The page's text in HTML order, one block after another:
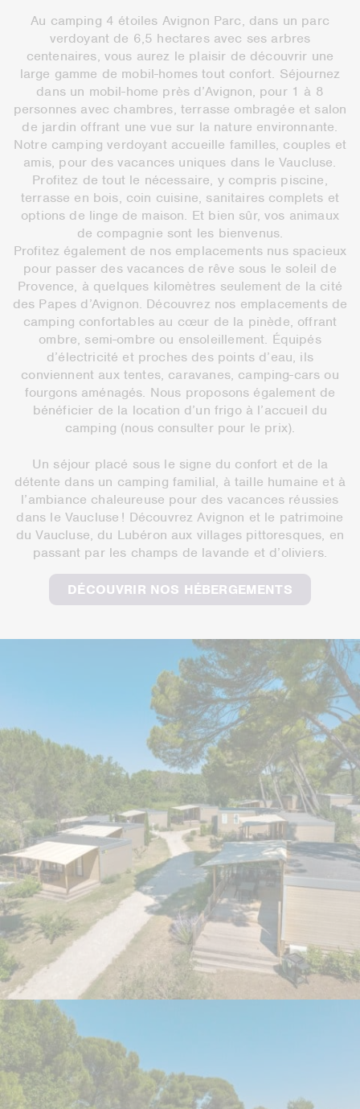
Au camping 4 étoiles Avignon Parc, dans un parc
verdoyant de 6,5 hectares avec ses arbres
centenaires, vous aurez le plaisir de découvrir une
large gamme de mobil-homes tout confort. Séjournez
dans un mobil-home près d’Avignon, pour 1 à 8
personnes avec chambres, terrasse ombragée et salon
de jardin offrant une vue sur la nature environnante.
Notre camping verdoyant accueille familles, couples et
amis, pour des vacances uniques dans le Vaucluse.
Profitez de tout le nécessaire, y compris piscine,
terrasse en bois, coin cuisine, sanitaires complets et
options de linge de maison. Et bien sûr, vos animaux
de compagnie sont les bienvenus.
Profitez également de nos emplacements nus spacieux
pour passer des vacances de rêve sous le soleil de
Provence, à quelques kilomètres seulement de la cité
des Papes d’Avignon. Découvrez nos emplacements de
camping confortables au cœur de la pinède, offrant
ombre, semi-ombre ou ensoleillement. Équipés
d’électricité et proches des points d’eau, ils
conviennent aux tentes, caravanes, camping-cars ou
fourgons aménagés. Nous proposons également de
bénéficier de la location d’un frigo à l’accueil du
camping (nous consulter pour le prix).
Un séjour placé sous le signe du confort et de la
détente dans un camping familial, à taille humaine et à
l’ambiance chaleureuse pour des vacances réussies
dans le Vaucluse ! Découvrez Avignon et le patrimoine
du Vaucluse, du Lubéron aux villages pittoresques, en
passant par les champs de lavande et d’oliviers.
DÉCOUVRIR NOS HÉBERGEMENTS